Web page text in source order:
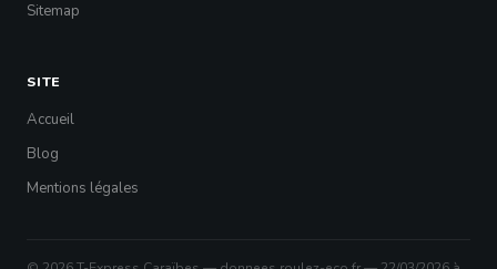
Sitemap
SITE
Accueil
Blog
Mentions légales